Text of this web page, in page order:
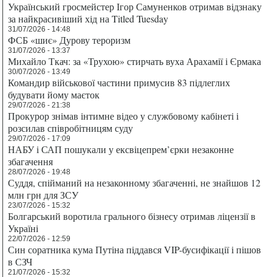
Український гросмейстер Ігор Самуненков отримав відзнаку
за найкрасивіший хід на Titled Tuesday
31/07/2026 - 14:48
ФСБ «шиє» Дурову тероризм
31/07/2026 - 13:37
Михайло Ткач: за «Трухою» стирчать вуха Арахамії і Єрмака
30/07/2026 - 13:49
Командир військової частини примусив 83 підлеглих
будувати йому маєток
29/07/2026 - 21:38
Прокурор знімав інтимне відео у службовому кабінеті і
розсилав співробітницям суду
29/07/2026 - 17:09
НАБУ і САП пошукали у ексвіцепрем’єрки незаконне
збагачення
28/07/2026 - 19:48
Суддя, спійманий на незаконному збагаченні, не знайшов 12
млн грн для ЗСУ
23/07/2026 - 15:32
Болгарський воротила грального бізнесу отримав ліцензії в
Україні
22/07/2026 - 12:59
Син соратника кума Путіна піддався VIP-бусифікації і пішов
в СЗЧ
21/07/2026 - 15:32